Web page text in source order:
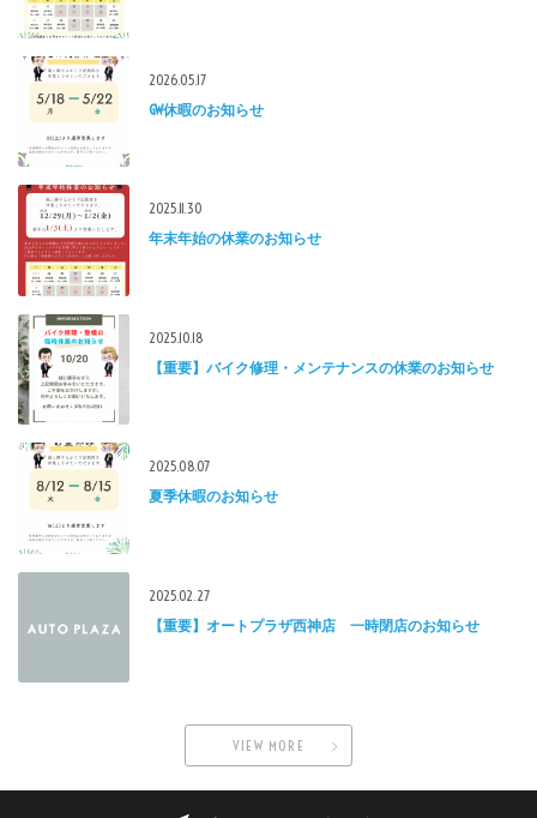
2026.05.17
GW休暇のお知らせ
2025.11.30
年末年始の休業のお知らせ
2025.10.18
【重要】バイク修理・メンテナンスの休業のお知らせ
2025.08.07
夏季休暇のお知らせ
2025.02.27
【重要】オートプラザ西神店 一時閉店のお知らせ
VIEW MORE